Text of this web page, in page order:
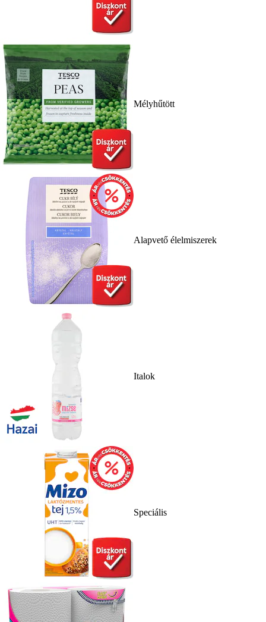
Mélyhűtött
Alapvető élelmiszerek
Italok
Speciális